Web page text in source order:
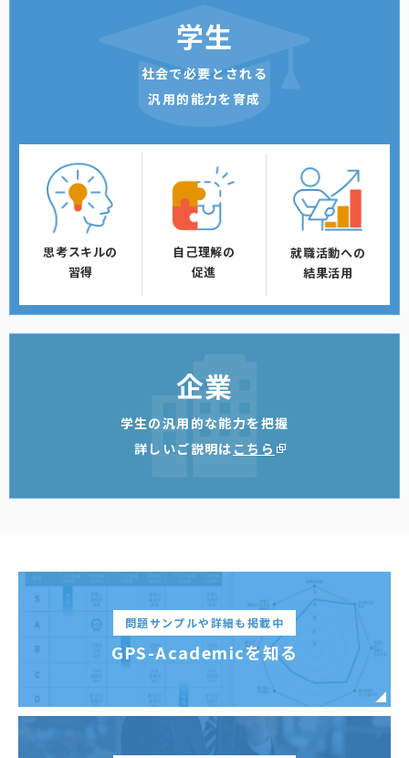
学生
社会で必要とされる
汎用的能力を育成
思考スキルの
習得
自己理解の
促進
就職活動への
結果活用
企業
学生の汎用的な能力を把握
詳しいご説明は こちら
問題サンプルや詳細も掲載中
GPS-Academicを知る